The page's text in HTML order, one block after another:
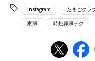
Instagram たまごクラ
家事 時短家事テク